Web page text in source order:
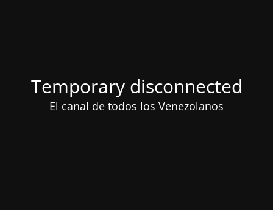
Temporary disconnected
El canal de todos los Venezolanos